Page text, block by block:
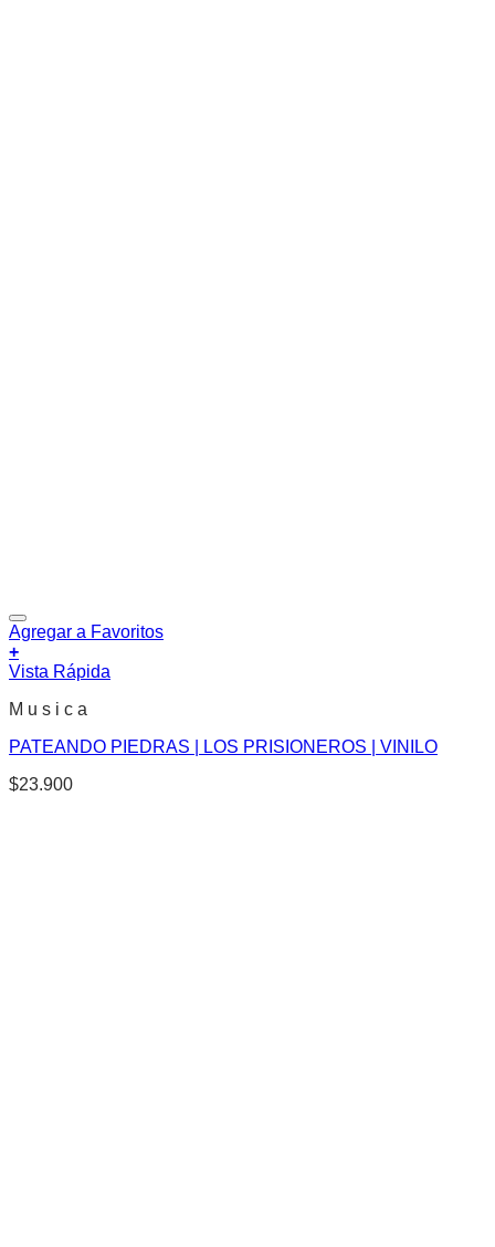
Agregar a Favoritos
+
Vista Rápida
M u s i c a
PATEANDO PIEDRAS | LOS PRISIONEROS | VINILO
$23.900